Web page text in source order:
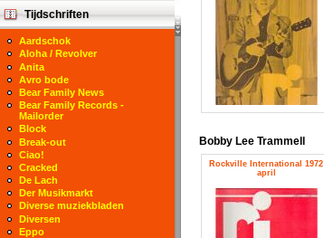
Bobby Lee Trammell
Rockville International 1972
april
Tijdschriften
Aardschok
Aloha / Revolver
Anita
Avro bode
Bear Family News
Bear Family Records -
Mailorder
Block
Break-out
Ciao!
Cracked
De Lach
Der Musikmarkt
Diverse muziekbladen
Diversen
Eppo